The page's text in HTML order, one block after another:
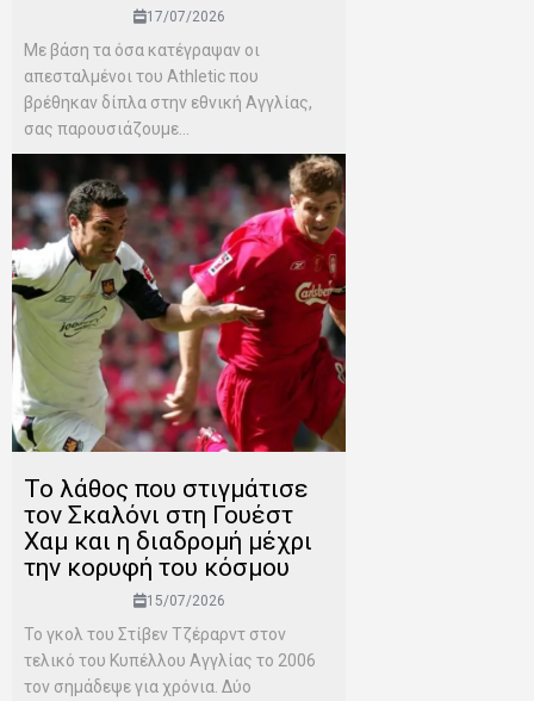
17/07/2026
Mε βάση τα όσα κατέγραψαν οι
απεσταλμένοι του Αthletic που
βρέθηκαν δίπλα στην εθνική Αγγλίας,
σας παρουσιάζουμε...
Το λάθος που στιγμάτισε
τον Σκαλόνι στη Γουέστ
Χαμ και η διαδρομή μέχρι
την κορυφή του κόσμου
15/07/2026
Το γκολ του Στίβεν Τζέραρντ στον
τελικό του Κυπέλλου Αγγλίας το 2006
τον σημάδεψε για χρόνια. Δύο